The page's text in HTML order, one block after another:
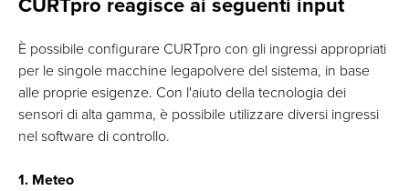
CURTpro reagisce ai seguenti input
È possibile configurare CURTpro con gli ingressi appropriati
per le singole macchine legapolvere del sistema, in base
alle proprie esigenze. Con l'aiuto della tecnologia dei
sensori di alta gamma, è possibile utilizzare diversi ingressi
nel software di controllo.
1. Meteo